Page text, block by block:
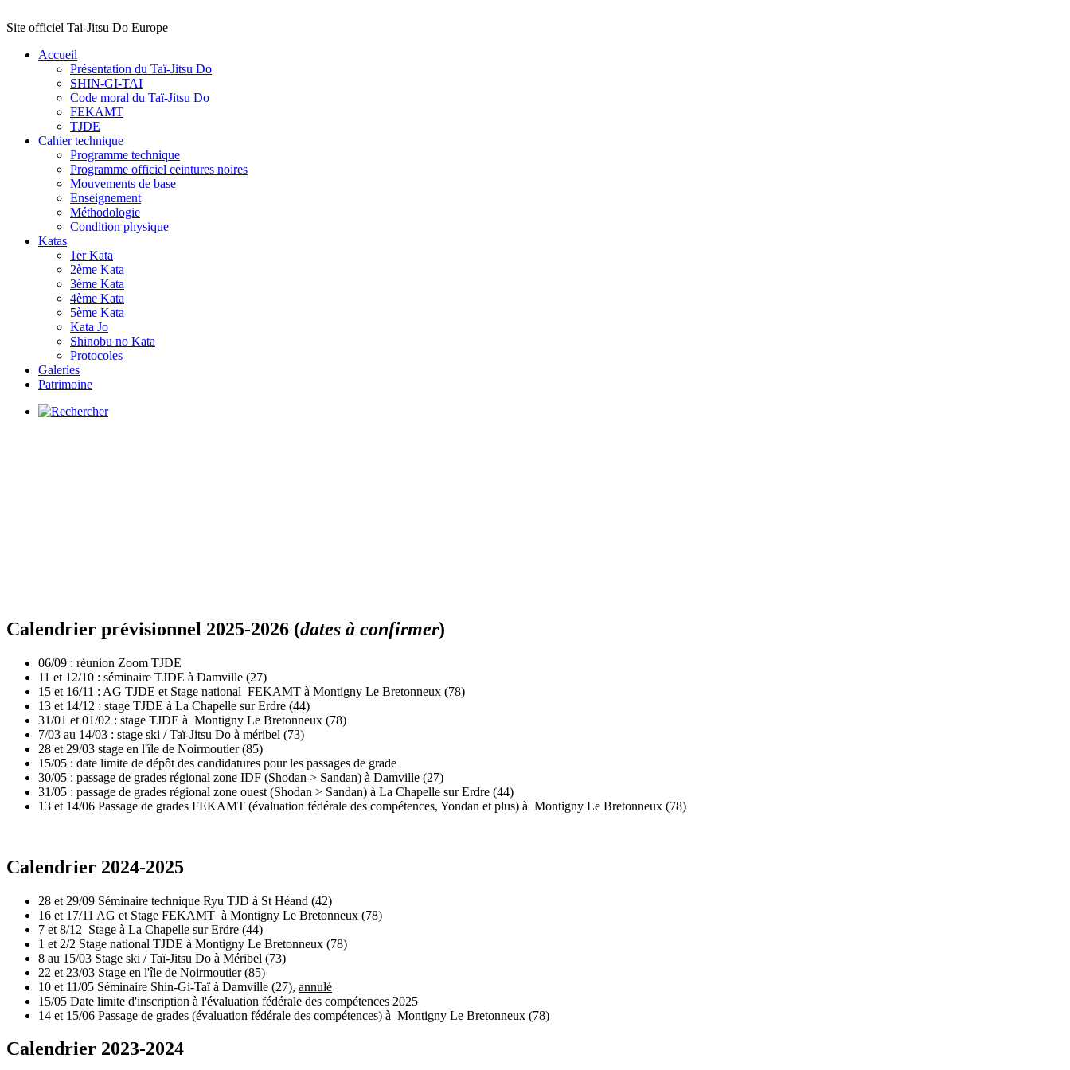
Site officiel Tai-Jitsu Do Europe
Accueil
Présentation du Taï-Jitsu Do
SHIN-GI-TAI
Code moral du Taï-Jitsu Do
FEKAMT
TJDE
Cahier technique
Programme technique
Programme officiel ceintures noires
Mouvements de base
Enseignement
Méthodologie
Condition physique
Katas
1er Kata
2ème Kata
3ème Kata
4ème Kata
5ème Kata
Kata Jo
Shinobu no Kata
Protocoles
Galeries
Patrimoine
Calendrier prévisionnel 2025-2026 (dates à confirmer)
06/09 : réunion Zoom TJDE
11 et 12/10 : séminaire TJDE à Damville (27)
15 et 16/11 : AG TJDE et Stage national FEKAMT à Montigny Le Bretonneux (78)
13 et 14/12 : stage TJDE à La Chapelle sur Erdre (44)
31/01 et 01/02 : stage TJDE à Montigny Le Bretonneux (78)
7/03 au 14/03 : stage ski / Taï-Jitsu Do à méribel (73)
28 et 29/03 stage en l'île de Noirmoutier (85)
15/05 : date limite de dépôt des candidatures pour les passages de grade
30/05 : passage de grades régional zone IDF (Shodan > Sandan) à Damville (27)
31/05 : passage de grades régional zone ouest (Shodan > Sandan) à La Chapelle sur Erdre (44)
13 et 14/06 Passage de grades FEKAMT (évaluation fédérale des compétences, Yondan et plus) à Montigny Le Bretonneux (78)
Calendrier 2024-2025
28 et 29/09 Séminaire technique Ryu TJD à St Héand (42)
16 et 17/11 AG et Stage FEKAMT à Montigny Le Bretonneux (78)
7 et 8/12 Stage à La Chapelle sur Erdre (44)
1 et 2/2 Stage national TJDE à Montigny Le Bretonneux (78)
8 au 15/03 Stage ski / Taï-Jitsu Do à Méribel (73)
22 et 23/03 Stage en l'île de Noirmoutier (85)
10 et 11/05 Séminaire Shin-Gi-Taï à Damville (27), annulé
15/05 Date limite d'inscription à l'évaluation fédérale des compétences 2025
14 et 15/06 Passage de grades (évaluation fédérale des compétences) à Montigny Le Bretonneux (78)
Calendrier 2023-2024